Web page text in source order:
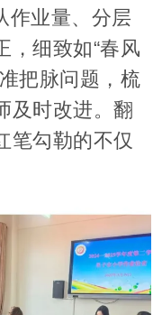
作业量、分层
，细致如“春风
把脉问题，梳
及时改进。翻
笔勾勒的不仅